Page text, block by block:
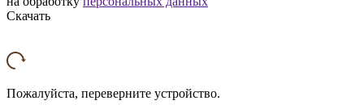
Скачать
Пожалуйста, переверните устройство.